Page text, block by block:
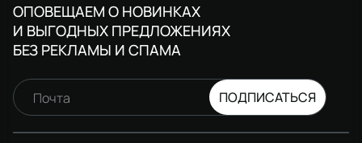
ОПОВЕЩАЕМ О НОВИНКАХ
И ВЫГОДНЫХ ПРЕДЛОЖЕНИЯХ
БЕЗ РЕКЛАМЫ И СПАМА
Почта ПОДПИСАТЬСЯ